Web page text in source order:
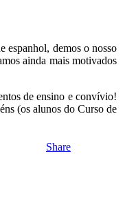
espanhol, demos o nosso
ainda mais motivados
de ensino e convívio!
(os alunos do Curso de
Share